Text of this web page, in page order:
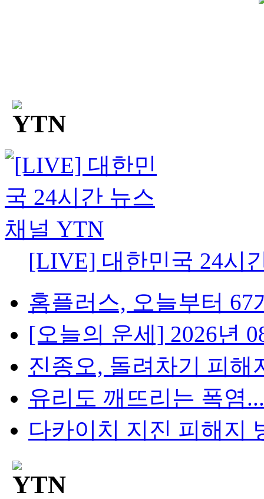
[LIVE] 대한민국 24시
홈플러스, 오늘부터 67
[오늘의 운세] 2026년
진종오, 돌려차기 피해
유리도 깨뜨리는 폭염
다카이치 지진 피해지